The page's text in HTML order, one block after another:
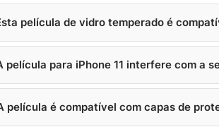
película de vidro temperado é
película para iPhone 11 interfere com a
película é compatível com capas de